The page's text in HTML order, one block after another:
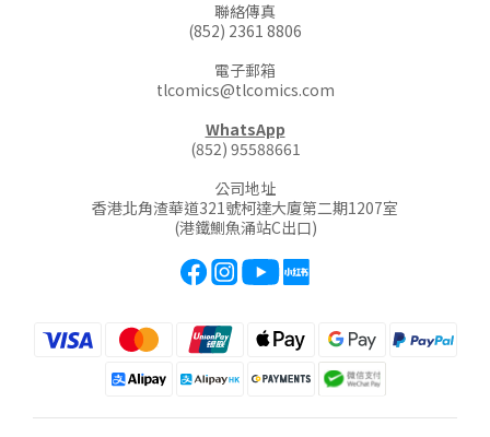
聯絡傳真
(852) 2361 8806
電子郵箱
tlcomics@tlcomics.com
WhatsApp
(852) 95588661
公司地址
香港北角渣華道321號柯達大廈第二期1207室
(港鐵鰂魚涌站C出口)